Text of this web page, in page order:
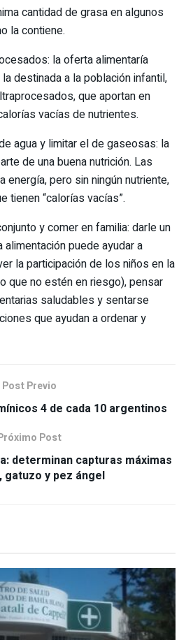
cantidad de grasa en algunos
la contiene.
la oferta alimentaría
destinada a la población infantil,
que aportan en
vacías de nutrientes.
agua y limitar el de gaseosas: la
de una buena nutrición. Las
energía, pero sin ningún nutriente,
tienen “calorías vacías”.
y comer en familia: darle un
puede ayudar a
la participación de los niños en la
que no estén en riesgo), pensar
saludables y sentarse
que ayudan a ordenar y
Post Previo
4 de cada 10 argentinos
Post
determinan capturas máximas
gatuzo y pez ángel